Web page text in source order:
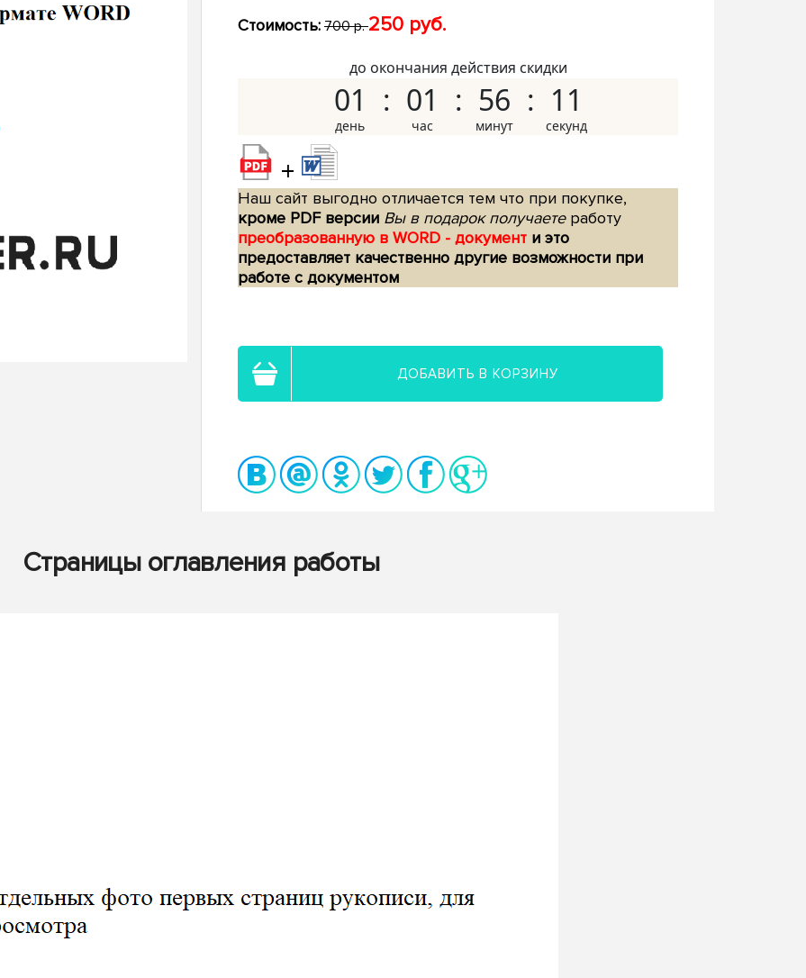
Стоимость: 700 р.250 руб.
до окончания действия скидки
01 01 56 10
+
Наш сайт выгодно отличается тем что при покупке,
кроме PDF версии Вы в подарок получаетеработу
преобразованную в WORD - документ и это
предоставляет качественно другие возможности при
работе с документом
ДОБАВИТЬ В КОРЗИНУ
Страницы оглавления работы